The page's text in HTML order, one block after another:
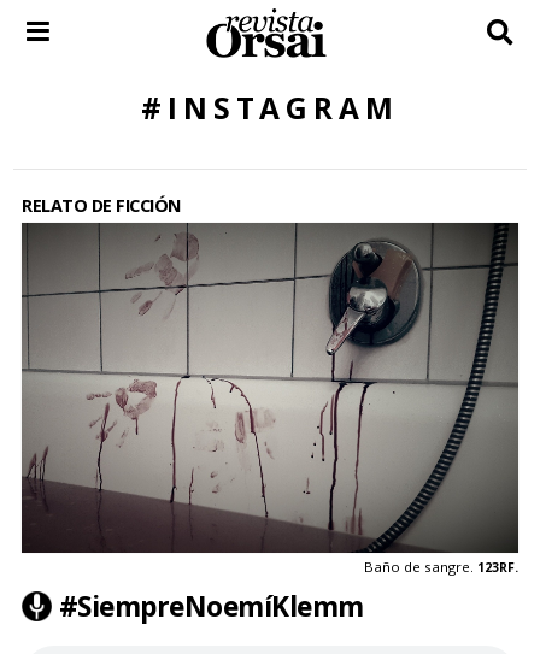
#INSTAGRAM
RELATO DE FICCIÓN
Baño de sangre. 123RF.
#SiempreNoemíKlemm